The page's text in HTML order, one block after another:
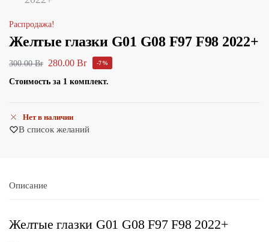
Распродажа!
Желтые глазки G01 G08 F97 F98 2022+
300.00Br 280.00 Br -7%
Стоимость за 1 комплект.
Нет в наличии
В список желаний
Описание
Желтые глазки G01 G08 F97 F98 2022+